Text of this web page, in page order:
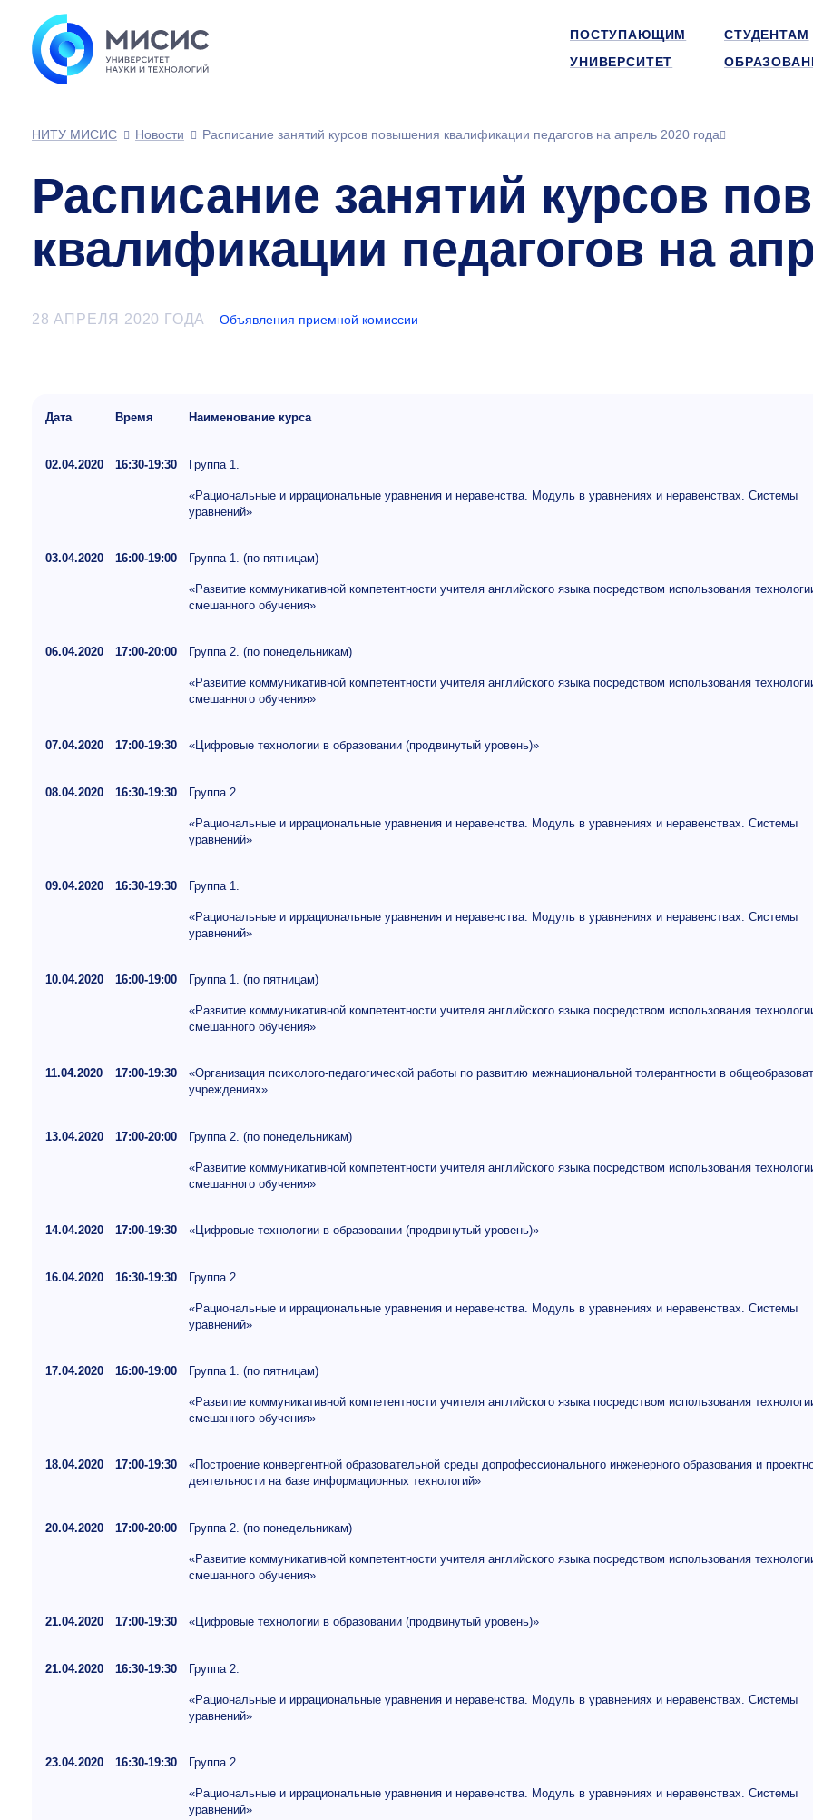
ПОСТУПАЮЩИМ СТУДЕНТАМ
УНИВЕРСИТЕТ
НИТУ МИСИС
Новости Расписание занятий курсов повышения квалификации педагогов на апрель 2020 года
Расписание занятий курсов
квалификации педагогов на
28 АПРЕЛЯ 2020 ГОДА Объявления приемной комиссии
Дата Время Наименование курса
02.04.2020 16:30-19:30 Группа 1.
«Рациональные и иррациональные уравнения и неравенства. Модуль в уравнениях и неравенствах. Системы
уравнений»
03.04.2020 16:00-19:00 Группа 1. (по пятницам)
«Развитие коммуникативной компетентности учителя английского языка посредством использования
смешанного обучения»
06.04.2020 17:00-20:00 Группа 2. (по понедельникам)
«Развитие коммуникативной компетентности учителя английского языка посредством использования
смешанного обучения»
07.04.2020 17:00-19:30 «Цифровые технологии в образовании (продвинутый уровень)»
08.04.2020 16:30-19:30 Группа 2.
«Рациональные и иррациональные уравнения и неравенства. Модуль в уравнениях и неравенствах. Системы
уравнений»
09.04.2020 16:30-19:30 Группа 1.
«Рациональные и иррациональные уравнения и неравенства. Модуль в уравнениях и неравенствах. Системы
уравнений»
10.04.2020 16:00-19:00 Группа 1. (по пятницам)
«Развитие коммуникативной компетентности учителя английского языка посредством использования
смешанного обучения»
11.04.2020 17:00-19:30
«Организация психолого-педагогической работы по развитию межнациональной толерантности в
учреждениях»
13.04.2020 17:00-20:00 Группа 2. (по понедельникам)
«Развитие коммуникативной компетентности учителя английского языка посредством использования
смешанного обучения»
14.04.2020 17:00-19:30 «Цифровые технологии в образовании (продвинутый уровень)»
16.04.2020 16:30-19:30 Группа 2.
«Рациональные и иррациональные уравнения и неравенства. Модуль в уравнениях и неравенствах. Системы
уравнений»
17.04.2020 16:00-19:00 Группа 1. (по пятницам)
«Развитие коммуникативной компетентности учителя английского языка посредством использования
смешанного обучения»
18.04.2020 17:00-19:30
«Построение конвергентной образовательной среды допрофессионального инженерного образования и
деятельности на базе информационных технологий»
20.04.2020 17:00-20:00 Группа 2. (по понедельникам)
«Развитие коммуникативной компетентности учителя английского языка посредством использования
смешанного обучения»
21.04.2020 17:00-19:30 «Цифровые технологии в образовании (продвинутый уровень)»
21.04.2020 16:30-19:30 Группа 2.
«Рациональные и иррациональные уравнения и неравенства. Модуль в уравнениях и неравенствах. Системы
уравнений»
23.04.2020 16:30-19:30 Группа 2.
«Рациональные и иррациональные уравнения и неравенства. Модуль в уравнениях и неравенствах. Системы
уравнений»